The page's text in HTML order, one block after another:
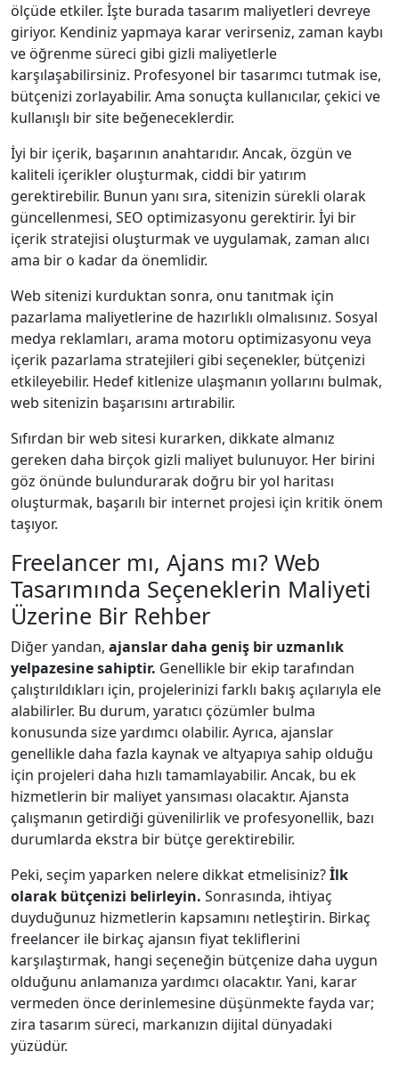
ölçüde etkiler. İşte burada tasarım maliyetleri devreye
giriyor. Kendiniz yapmaya karar verirseniz, zaman kaybı
ve öğrenme süreci gibi gizli maliyetlerle
karşılaşabilirsiniz. Profesyonel bir tasarımcı tutmak ise,
bütçenizi zorlayabilir. Ama sonuçta kullanıcılar, çekici ve
kullanışlı bir site beğeneceklerdir.
İyi bir içerik, başarının anahtarıdır. Ancak, özgün ve
kaliteli içerikler oluşturmak, ciddi bir yatırım
gerektirebilir. Bunun yanı sıra, sitenizin sürekli olarak
güncellenmesi, SEO optimizasyonu gerektirir. İyi bir
içerik stratejisi oluşturmak ve uygulamak, zaman alıcı
ama bir o kadar da önemlidir.
Web sitenizi kurduktan sonra, onu tanıtmak için
pazarlama maliyetlerine de hazırlıklı olmalısınız. Sosyal
medya reklamları, arama motoru optimizasyonu veya
içerik pazarlama stratejileri gibi seçenekler, bütçenizi
etkileyebilir. Hedef kitlenize ulaşmanın yollarını bulmak,
web sitenizin başarısını artırabilir.
Sıfırdan bir web sitesi kurarken, dikkate almanız
gereken daha birçok gizli maliyet bulunuyor. Her birini
göz önünde bulundurarak doğru bir yol haritası
oluşturmak, başarılı bir internet projesi için kritik önem
taşıyor.
Freelancer mı, Ajans mı? Web
Tasarımında Seçeneklerin Maliyeti
Üzerine Bir Rehber
Diğer yandan, ajanslar daha geniş bir uzmanlık
yelpazesine sahiptir. Genellikle bir ekip tarafından
çalıştırıldıkları için, projelerinizi farklı bakış açılarıyla ele
alabilirler. Bu durum, yaratıcı çözümler bulma
konusunda size yardımcı olabilir. Ayrıca, ajanslar
genellikle daha fazla kaynak ve altyapıya sahip olduğu
için projeleri daha hızlı tamamlayabilir. Ancak, bu ek
hizmetlerin bir maliyet yansıması olacaktır. Ajansta
çalışmanın getirdiği güvenilirlik ve profesyonellik, bazı
durumlarda ekstra bir bütçe gerektirebilir.
Peki, seçim yaparken nelere dikkat etmelisiniz?İlk
olarak bütçenizi belirleyin. Sonrasında, ihtiyaç
duyduğunuz hizmetlerin kapsamını netleştirin. Birkaç
freelancer ile birkaç ajansın fiyat tekliflerini
karşılaştırmak, hangi seçeneğin bütçenize daha uygun
olduğunu anlamanıza yardımcı olacaktır. Yani, karar
vermeden önce derinlemesine düşünmekte fayda var;
zira tasarım süreci, markanızın dijital dünyadaki
yüzüdür.